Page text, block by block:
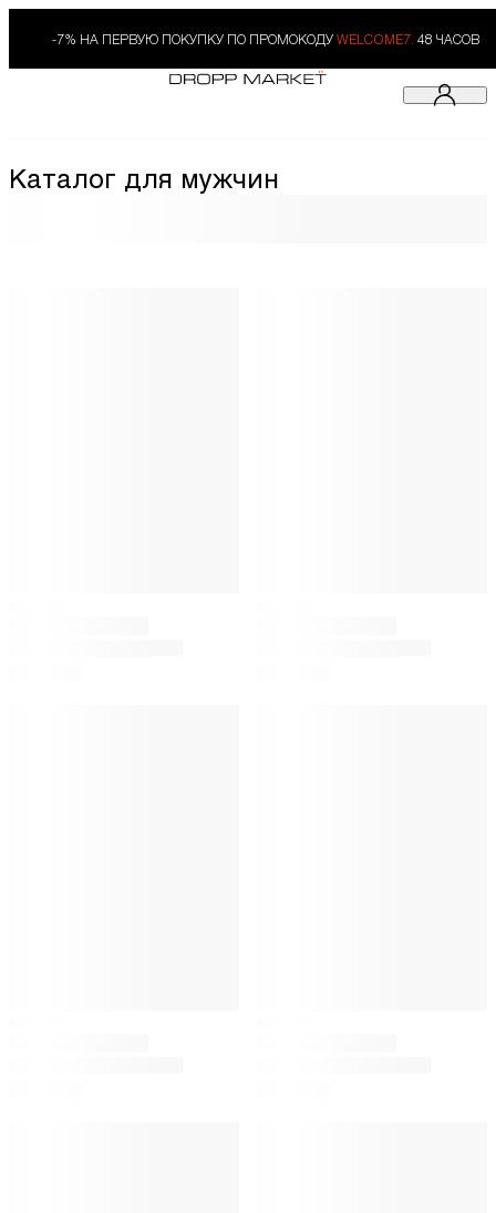
-7% НА ПЕРВУЮ ПОКУПКУ ПО ПРОМОКОДУ WELCOME7. 48 ЧАСОВ
Каталог для мужчин